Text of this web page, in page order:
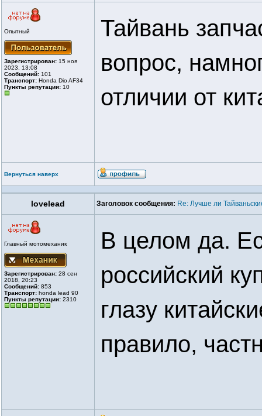
Опытный
Зарегистрирован: 15 ноя
2023, 13:08
Сообщений: 101
Транспорт: Honda Dio AF34
Пункты репутации: 10
Тайвань
вопрос,
отличии от
Вернуться наверх
lovelead Заголовок сообщения: Re: Лучше ли
Главный мотомеханик
Зарегистрирован: 28 сен
2018, 20:23
Сообщений: 853
Транспорт: honda lead 90
Пункты репутации: 2310
В целом да.
российский
глазу
правило,